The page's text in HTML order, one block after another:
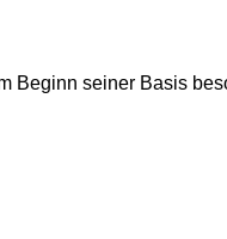
Beginn seiner Basis